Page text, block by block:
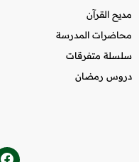
مديح القرآن
محاضرات المدرسة
سلسلة متفرقات
دروس رمضان